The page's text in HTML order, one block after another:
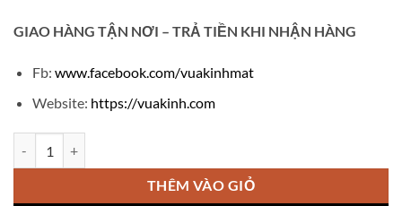
GIAO HÀNG TẬN NƠI – TRẢ TIỀN KHI NHẬN HÀNG
Fb: www.facebook.com/vuakinhmat
Website: https://vuakinh.com
THÊM VÀO GIỎ